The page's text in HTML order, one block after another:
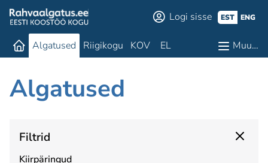
Logi sisse EST ENG
Algatused Riigikogu KOV EL Muu…
Algatused
Filtrid
Kiirpäringud